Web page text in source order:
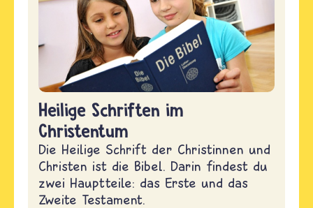
Heilige Schriften im
Christentum
Die Heilige Schrift der Christinnen und
Christen ist die Bibel. Darin findest du
zwei Hauptteile: das Erste und das
Zweite Testament.